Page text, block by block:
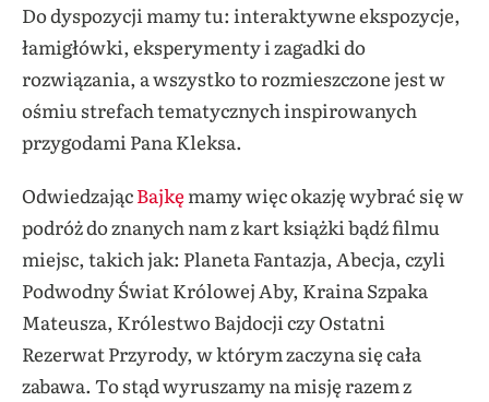
Do dyspozycji mamy tu: interaktywne ekspozycje,
łamigłówki, eksperymenty i zagadki do
rozwiązania, a wszystko to rozmieszczone jest w
ośmiu strefach tematycznych inspirowanych
przygodami Pana Kleksa.
OdwiedzającBajkę mamy więc okazję wybrać się w
podróż do znanych nam z kart książki bądź filmu
miejsc, takich jak: Planeta Fantazja, Abecja, czyli
Podwodny Świat Królowej Aby, Kraina Szpaka
Mateusza, Królestwo Bajdocji czy Ostatni
Rezerwat Przyrody, w którym zaczyna się cała
zabawa. To stąd wyruszamy na misję razem z